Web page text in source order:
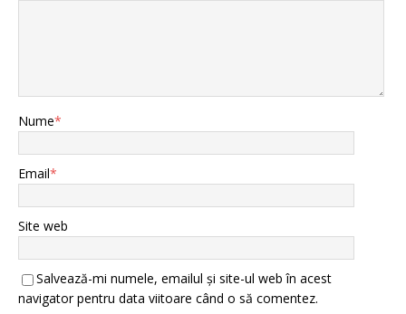
Nume*
Email*
Site web
Salvează-mi numele, emailul și site-ul web în acest
navigator pentru data viitoare când o să comentez.